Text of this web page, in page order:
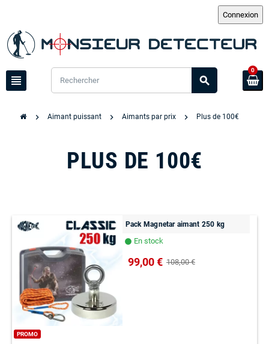
view_headline search
0
chevron_right Aimant puissant chevron_right Aimants par prix chevron_right Plus de 100€
PLUS DE 100€
PROMO
Pack Magnetar aimant 250 kg
lens En stock
99,00 € 108,00 €